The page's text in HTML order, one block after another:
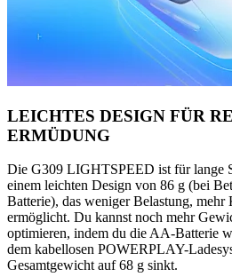
LEICHTES DESIGN FÜR
ERMÜDUNG
Die G309 LIGHTSPEED ist für lange
einem leichten Design von 86 g (bei
Batterie), das weniger Belastung,
ermöglicht. Du kannst noch mehr
optimieren, indem du die AA-Batterie
dem kabellosen POWERPLAY-
Gesamtgewicht auf 68 g sinkt.